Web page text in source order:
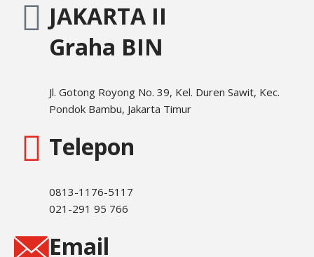
JAKARTA II
Graha BIN
Jl. Gotong Royong No. 39, Kel. Duren Sawit, Kec.
Pondok Bambu, Jakarta Timur
Telepon
0813-1176-5117
021-291 95 766
Email